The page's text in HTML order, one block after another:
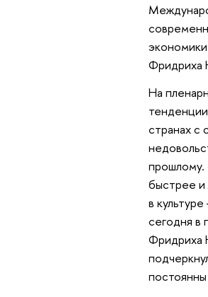
Фридриха
На
странах с
прошлому.
быстрее и
в
сегодня в
Фридриха